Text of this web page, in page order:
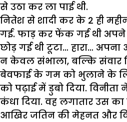
से उठा कर ला पाई थी.
नितेश से शादी कर के 2 ही
गई. फाड़ कर फेंक गई थी अपने
छोड़ गई थी टूटा… हारा…
न केवल संभाला, बल्कि संवार
बेवफाई के गम को भुलाने के
को पढ़ाई में डुबो दिया.
कंधा दिया. वह लगातार उस का
आखिर जतिन की मेहनत और